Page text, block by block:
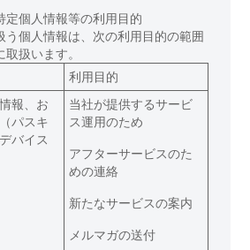
定個人情報等の利用目的
う個人情報は、次の利用目的の範囲
取扱います。
利用目的
報、お
パスキ
バイス
当社が提供するサービ
ス運用のため
アフターサービスのた
めの連絡
新たなサービスの案内
メルマガの送付